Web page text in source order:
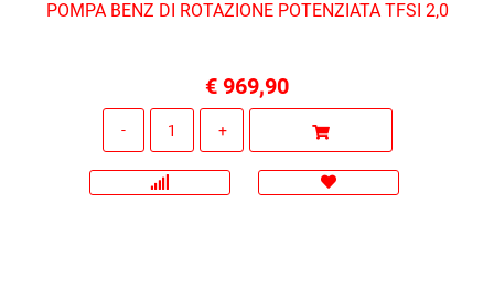
POMPA BENZ DI ROTAZIONE POTENZIATA TFSI 2,0
€ 969,90